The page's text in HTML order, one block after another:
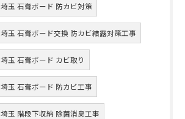
埼玉 石膏ボード 防カビ対策
埼玉 石膏ボード交換 防カビ結露対策工事
埼玉 石膏ボード カビ取り
埼玉 石膏ボード 防カビ工事
埼玉 階段下収納 除菌消臭工事